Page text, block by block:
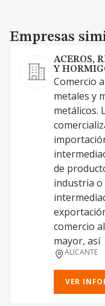
Empresas similares
Empresas
ACEROS,
Y
Comercio
metales y
metálicos.
de
industria o
comercio
mayor, así
ALICANTE
VER